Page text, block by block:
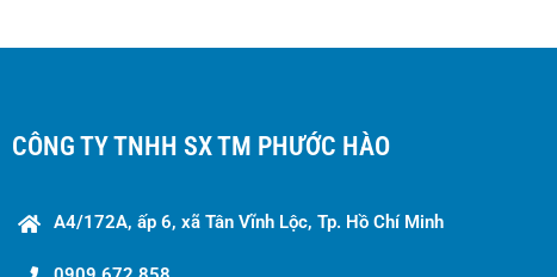
CÔNG TY TNHH SX TM PHƯỚC HÀO
A4/172A, ấp 6, xã Tân Vĩnh Lộc, Tp. Hồ Chí Minh